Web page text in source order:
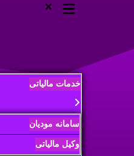
خدمات مالیاتی
سامانه مودیان
وکیل مالیاتی